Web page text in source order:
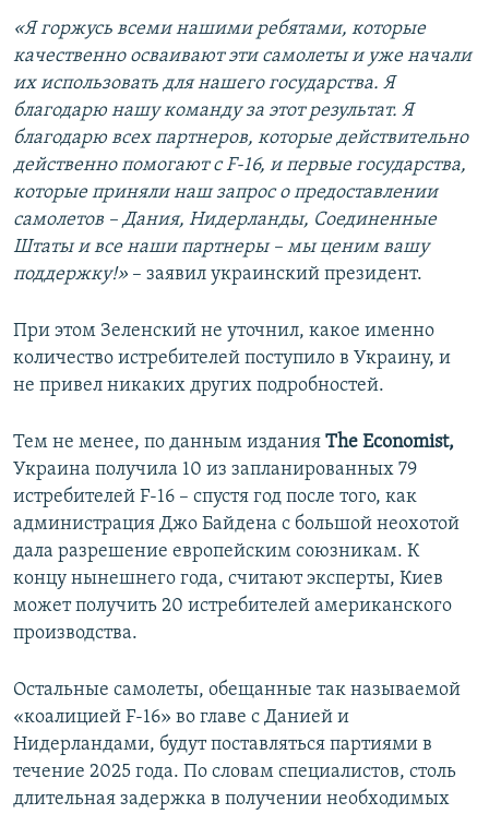
«Я горжусь всеми нашими ребятами, которые
качественно осваивают эти самолеты и уже начали
их использовать для нашего государства. Я
благодарю нашу команду за этот результат. Я
благодарю всех партнеров, которые действительно
действенно помогают с F-16, и первые государства,
которые приняли наш запрос о предоставлении
самолетов – Дания, Нидерланды, Соединенные
Штаты и все наши партнеры – мы ценим вашу
поддержку!» – заявил украинский президент.
При этом Зеленский не уточнил, какое именно
количество истребителей поступило в Украину, и
не привел никаких других подробностей.
Тем не менее, по данным издания The Economist,
Украина получила 10 из запланированных 79
истребителей F-16 – спустя год после того, как
администрация Джо Байдена с большой неохотой
дала разрешение европейским союзникам. К
концу нынешнего года, считают эксперты, Киев
может получить 20 истребителей американского
производства.
Остальные самолеты, обещанные так называемой
«коалицией F-16» во главе с Данией и
Нидерландами, будут поставляться партиями в
течение 2025 года. По словам специалистов, столь
длительная задержка в получении необходимых